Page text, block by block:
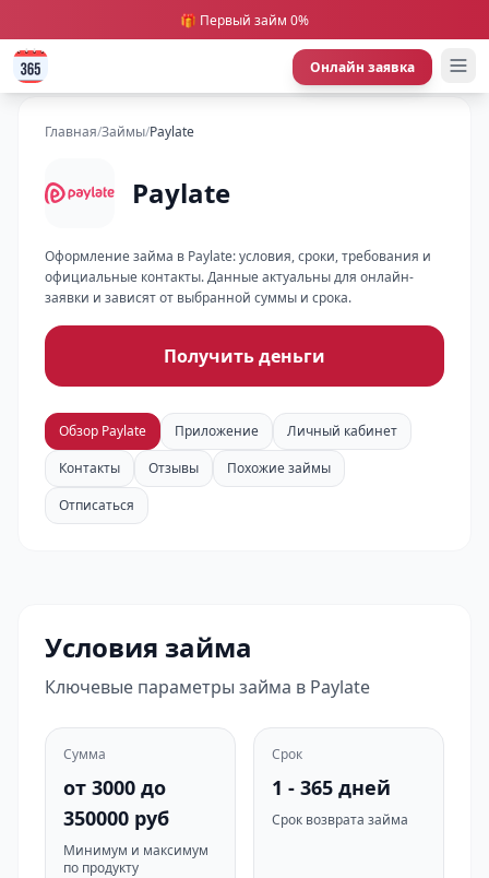
🎁 Первый займ 0%
Онлайн заявка
Главная/Займы/Paylate
Paylate
Оформление займа в Paylate: условия, сроки, требования и
официальные контакты. Данные актуальны для онлайн-
заявки и зависят от выбранной суммы и срока.
Получить деньги
Обзор Paylate Приложение
Личный кабинет
Контакты
Отзывы
Похожие займы
Отписаться
Условия займа
Ключевые параметры займа в Paylate
Сумма
от 3000 до
350000 руб
Минимум и максимум
по продукту
Срок
1 - 365 дней
Срок возврата займа